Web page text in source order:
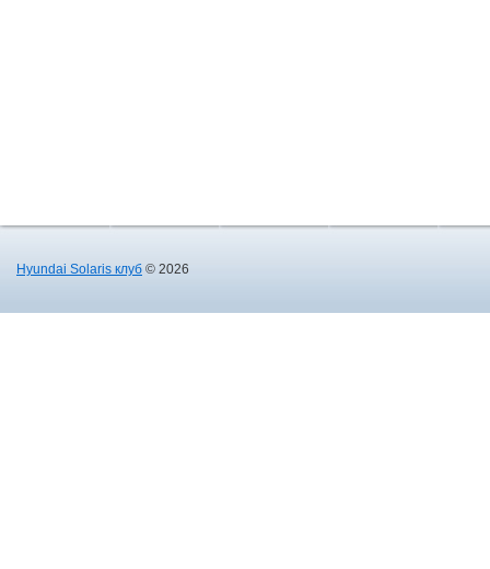
Hyundai Solaris клуб © 2026